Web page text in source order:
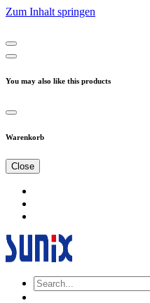
Zum Inhalt springen
You may also like this products
Warenkorb
Close